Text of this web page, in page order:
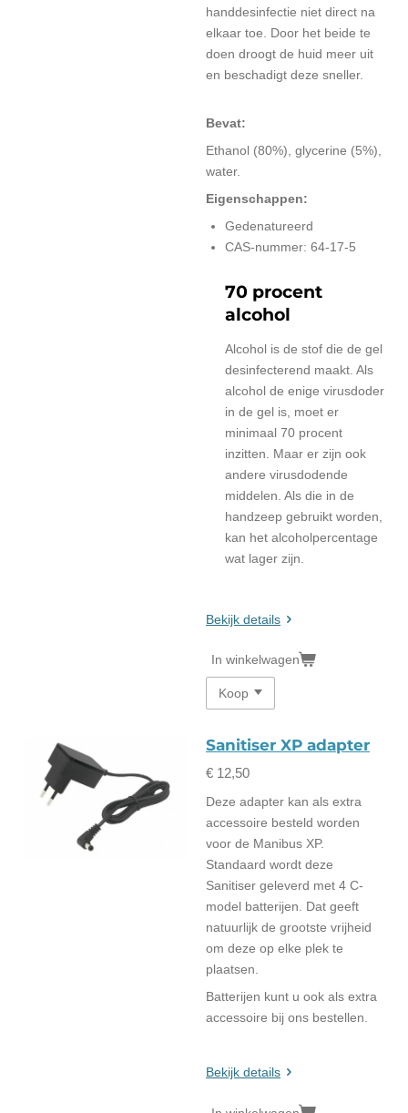
handdesinfectie niet direct na
elkaar toe. Door het beide te
doen droogt de huid meer uit
en beschadigt deze sneller.
Bevat:
Ethanol (80%), glycerine (5%),
water.
Eigenschappen:
Gedenatureerd
CAS-nummer: 64-17-5
70 procent
alcohol
Alcohol is de stof die de gel
desinfecterend maakt. Als
alcohol de enige virusdoder
in de gel is, moet er
minimaal 70 procent
inzitten. Maar er zijn ook
andere virusdodende
middelen. Als die in de
handzeep gebruikt worden,
kan het alcoholpercentage
wat lager zijn.
Bekijk details
In winkelwagen
Sanitiser XP adapter
€ 12,50
Deze adapter kan als extra
accessoire besteld worden
voor de Manibus XP.
Standaard wordt deze
Sanitiser geleverd met 4 C-
model batterijen. Dat geeft
natuurlijk de grootste vrijheid
om deze op elke plek te
plaatsen.
Batterijen kunt u ook als extra
accessoire bij ons bestellen.
Bekijk details